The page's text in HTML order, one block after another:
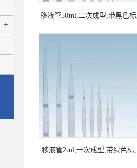
+
移液管50ml,二次成型,带黑色标,
移液管2ml,一次成型,带绿色标,